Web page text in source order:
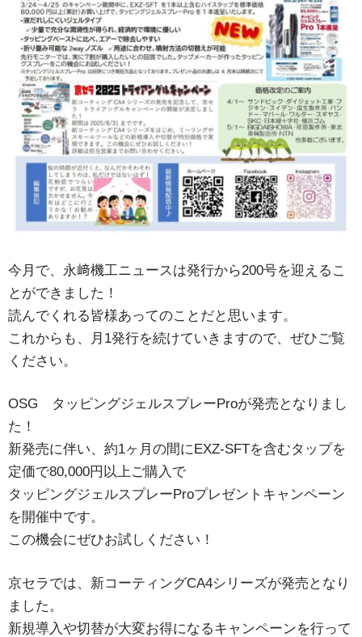
今月で、永﨑機工ニュースは発行から200号を迎えるこ
とができました！
読んでくれる皆様あってのことだと思います。
これからも、月1発行を続けていきますので、ぜひご覧
ください。
OSG タッピングジェルスプレーProが発売となりまし
た！
新発売に伴い、約1ヶ月の間にEXZ-SFTを含むタップを
定価で80,000円以上ご購入で
タッピングジェルスプレーProプレゼントキャンペーン
を開催中です。
この機会にぜひお試しください！
京セラでは、新コーティングCA4シリーズが発売となり
ました。
新規導入や切替が大変お得になるキャンペーンを行って